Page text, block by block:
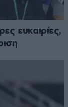
ευκαιρίες,